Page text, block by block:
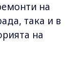
на
така и в
на